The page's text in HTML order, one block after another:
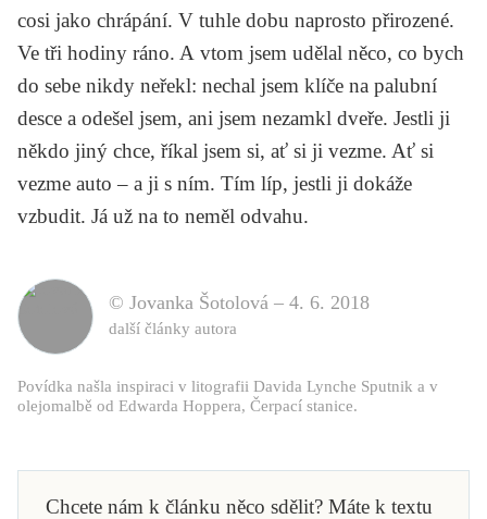
cosi jako chrápání. V tuhle dobu naprosto přirozené.
Ve tři hodiny ráno. A vtom jsem udělal něco, co bych
do sebe nikdy neřekl: nechal jsem klíče na palubní
desce a odešel jsem, ani jsem nezamkl dveře. Jestli ji
někdo jiný chce, říkal jsem si, ať si ji vezme. Ať si
vezme auto – a ji s ním. Tím líp, jestli ji dokáže
vzbudit. Já už na to neměl odvahu.
© Jovanka Šotolová – 4. 6. 2018
další články autora
Povídka našla inspiraci v litografii Davida Lynche Sputnik a v
olejomalbě od Edwarda Hoppera, Čerpací stanice.
Chcete nám k článku něco sdělit? Máte k textu